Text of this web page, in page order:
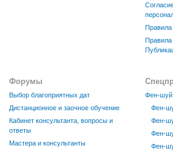
Правила
Форумы
Выбор благоприятных дат
Дистанционное и заочное обучение
Кабинет консультанта, вопросы и
ответы
Мастера и консультанты
Фен-шуй
Фен-
Фен-
Фен-
Фен-